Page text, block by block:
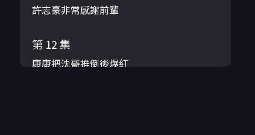
許志豪非常感謝前輩
第 12 集
康康把沈哥推倒後爆紅